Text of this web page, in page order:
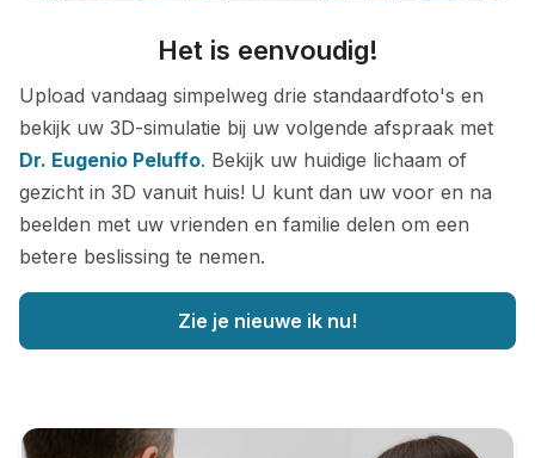
Het is eenvoudig!
Upload vandaag simpelweg drie standaardfoto's en
bekijk uw 3D-simulatie bij uw volgende afspraak met
Dr. Eugenio Peluffo. Bekijk uw huidige lichaam of
gezicht in 3D vanuit huis! U kunt dan uw voor en na
beelden met uw vrienden en familie delen om een
betere beslissing te nemen.
Zie je nieuwe ik nu!